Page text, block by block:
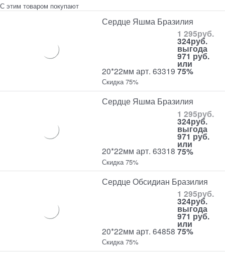
С этим товаром покупают
Сердце Яшма Бразилия
20*22мм арт. 63319
1 295руб.
324руб.
выгода
971 руб.
или
75%
Скидка 75%
Сердце Яшма Бразилия
20*22мм арт. 63318
1 295руб.
324руб.
выгода
971 руб.
или
75%
Скидка 75%
Сердце Обсидиан Бразилия
20*22мм арт. 64858
1 295руб.
324руб.
выгода
971 руб.
или
75%
Скидка 75%